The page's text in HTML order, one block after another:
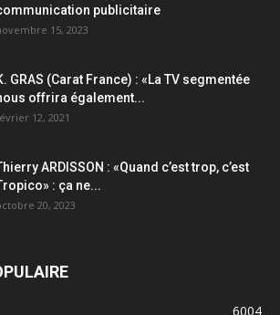
publicitaire
15, 2023
GRAS (Carat France) : «La TV segmentée
offrira également...
12, 2021
ARDISSON : «Quand c’est trop, c’est
: ça ne...
20, 2023
6004